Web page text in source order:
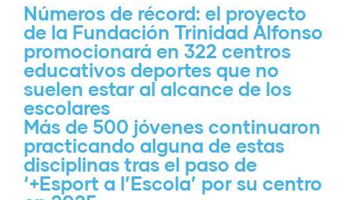
Números de récord: el proyecto
de la Fundación Trinidad Alfonso
promocionará en 322 centros
educativos deportes que no
suelen estar al alcance de los
escolares
Más de 500 jóvenes continuaron
practicando alguna de estas
disciplinas tras el paso de
‘+Esport a l’Escola’ por su centro